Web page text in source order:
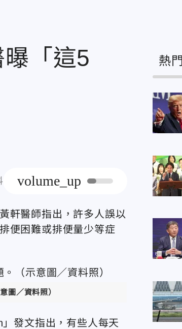
「這5
volume_up
軒醫師指出，許多人誤以
便困難或排便量少等症
圖／資料照）
發文指出，有些人每天
熱門